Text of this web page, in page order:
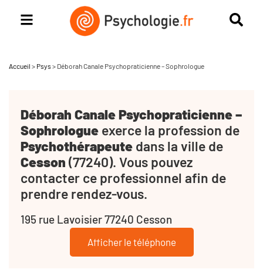
Accueil > Psys > Déborah Canale Psychopraticienne – Sophrologue
Déborah Canale Psychopraticienne –
Sophrologue exerce la profession de
Psychothérapeute dans la ville de
Cesson (77240). Vous pouvez
contacter ce professionnel afin de
prendre rendez-vous.
195 rue Lavoisier 77240 Cesson
Afficher le téléphone